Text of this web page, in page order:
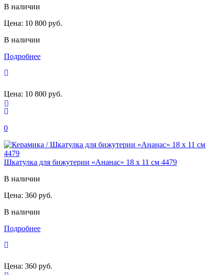
В наличии
Цена: 10 800 руб.
В наличии
Подробнее
Цена: 10 800 руб.
0
Шкатулка для бижутерии «Ананас» 18 х 11 см 4479
В наличии
Цена: 360 руб.
В наличии
Подробнее
Цена: 360 руб.